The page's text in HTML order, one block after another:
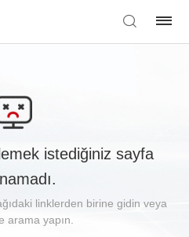
istediğiniz sayfa
linklerden birine gidin veya
arama yapın.